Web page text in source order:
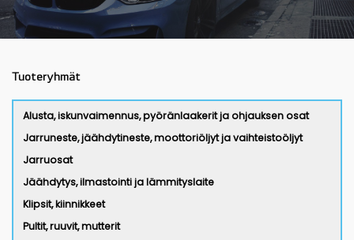
Tuoteryhmät
Alusta, iskunvaimennus, pyöränlaakerit ja ohjauksen osat
Jarruneste, jäähdytineste, moottoriöljyt ja vaihteistoöljyt
Jarruosat
Jäähdytys, ilmastointi ja lämmityslaite
Klipsit, kiinnikkeet
Pultit, ruuvit, mutterit